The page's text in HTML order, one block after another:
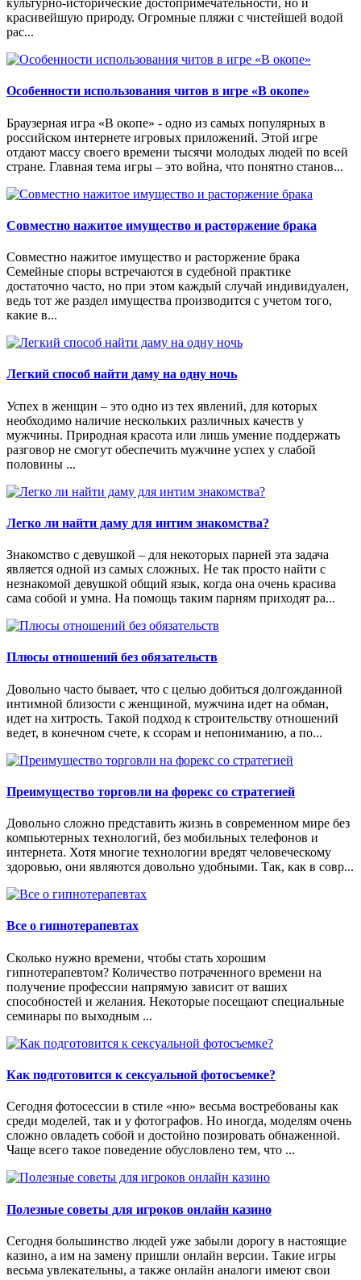
культурно-исторические достопримечательности, но и
красивейшую природу. Огромные пляжи с чистейшей водой
рас...
Особенности использования читов в игре «В окопе»
Браузерная игра «В окопе» - одно из самых популярных в
российском интернете игровых приложений. Этой игре
отдают массу своего времени тысячи молодых людей по всей
стране. Главная тема игры – это война, что понятно станов...
Совместно нажитое имущество и расторжение брака
Совместно нажитое имущество и расторжение брака
Семейные споры встречаются в судебной практике
достаточно часто, но при этом каждый случай индивидуален,
ведь тот же раздел имущества производится с учетом того,
какие в...
Легкий способ найти даму на одну ночь
Успех в женщин – это одно из тех явлений, для которых
необходимо наличие нескольких различных качеств у
мужчины. Природная красота или лишь умение поддержать
разговор не смогут обеспечить мужчине успех у слабой
половины ...
Легко ли найти даму для интим знакомства?
Знакомство с девушкой – для некоторых парней эта задача
является одной из самых сложных. Не так просто найти с
незнакомой девушкой общий язык, когда она очень красива
сама собой и умна. На помощь таким парням приходят ра...
Плюсы отношений без обязательств
Довольно часто бывает, что с целью добиться долгожданной
интимной близости с женщиной, мужчина идет на обман,
идет на хитрость. Такой подход к строительству отношений
ведет, в конечном счете, к ссорам и непониманию, а по...
Преимущество торговли на форекс со стратегией
Довольно сложно представить жизнь в современном мире без
компьютерных технологий, без мобильных телефонов и
интернета. Хотя многие технологии вредят человеческому
здоровью, они являются довольно удобными. Так, как в совр...
Все о гипнотерапевтах
Сколько нужно времени, чтобы стать хорошим
гипнотерапевтом? Количество потраченного времени на
получение профессии напрямую зависит от ваших
способностей и желания. Некоторые посещают специальные
семинары по выходным ...
Как подготовится к сексуальной фотосъемке?
Сегодня фотосессии в стиле «ню» весьма востребованы как
среди моделей, так и у фотографов. Но иногда, моделям очень
сложно овладеть собой и достойно позировать обнаженной.
Чаще всего такое поведение обусловлено тем, что ...
Полезные советы для игроков онлайн казино
Сегодня большинство людей уже забыли дорогу в настоящие
казино, а им на замену пришли онлайн версии. Такие игры
весьма увлекательны, а также онлайн аналоги имеют свои